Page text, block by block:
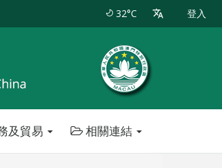
32°C 登入
及貿易 相關連結